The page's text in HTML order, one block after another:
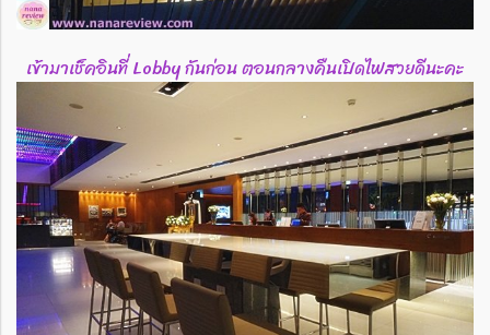
เข้ามาเช็คอินที่ Lobby กันก่อน ตอนกลางคืนเปิดไฟสวยดีนะคะ